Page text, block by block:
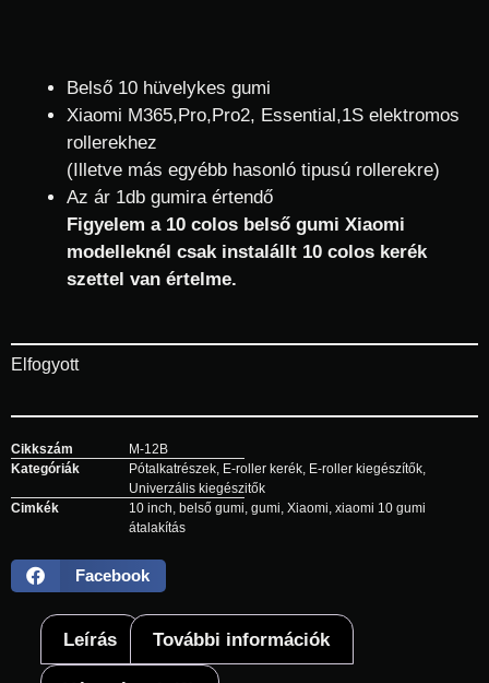
Belső 10 hüvelykes gumi
Xiaomi M365,Pro,Pro2, Essential,1S elektromos
rollerekhez
(Illetve más egyébb hasonló tipusú rollerekre)
Az ár 1db gumira értendő
Figyelem a 10 colos belső gumi Xiaomi
modelleknél csak instalállt 10 colos kerék
szettel van értelme.
Elfogyott
Cikkszám
M-12B
Kategóriák
Pótalkatrészek, E-roller kerék, E-roller kiegészítők,
Univerzális kiegészitők
Cimkék
10 inch, belső gumi, gumi, Xiaomi, xiaomi 10 gumi
átalakítás
Facebook
Leírás További információk